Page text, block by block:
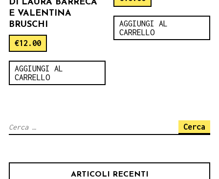
DI LAURA BARRECA
E VALENTINA
BRUSCHI
€12.00
AGGIUNGI AL
CARRELLO
AGGIUNGI AL
CARRELLO
Ricerca
ARTICOLI RECENTI